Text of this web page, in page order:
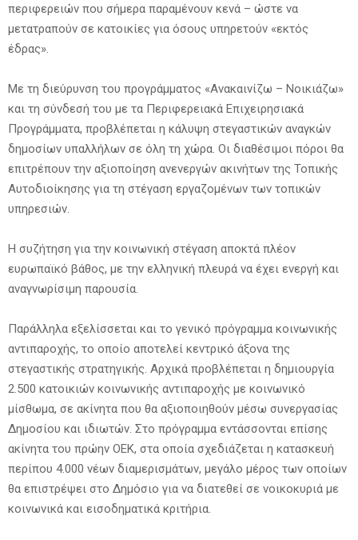
περιφερειών που σήμερα παραμένουν κενά – ώστε να
μετατραπούν σε κατοικίες για όσους υπηρετούν «εκτός
έδρας».
Με τη διεύρυνση του προγράμματος «Ανακαινίζω – Νοικιάζω»
και τη σύνδεσή του με τα Περιφερειακά Επιχειρησιακά
Προγράμματα, προβλέπεται η κάλυψη στεγαστικών αναγκών
δημοσίων υπαλλήλων σε όλη τη χώρα. Οι διαθέσιμοι πόροι θα
επιτρέπουν την αξιοποίηση ανενεργών ακινήτων της Τοπικής
Αυτοδιοίκησης για τη στέγαση εργαζομένων των τοπικών
υπηρεσιών.
Η συζήτηση για την κοινωνική στέγαση αποκτά πλέον
ευρωπαϊκό βάθος, με την ελληνική πλευρά να έχει ενεργή και
αναγνωρίσιμη παρουσία.
Παράλληλα εξελίσσεται και το γενικό πρόγραμμα κοινωνικής
αντιπαροχής, το οποίο αποτελεί κεντρικό άξονα της
στεγαστικής στρατηγικής. Αρχικά προβλέπεται η δημιουργία
2.500 κατοικιών κοινωνικής αντιπαροχής με κοινωνικό
μίσθωμα, σε ακίνητα που θα αξιοποιηθούν μέσω συνεργασίας
Δημοσίου και ιδιωτών. Στο πρόγραμμα εντάσσονται επίσης
ακίνητα του πρώην ΟΕΚ, στα οποία σχεδιάζεται η κατασκευή
περίπου 4.000 νέων διαμερισμάτων, μεγάλο μέρος των οποίων
θα επιστρέψει στο Δημόσιο για να διατεθεί σε νοικοκυριά με
κοινωνικά και εισοδηματικά κριτήρια.